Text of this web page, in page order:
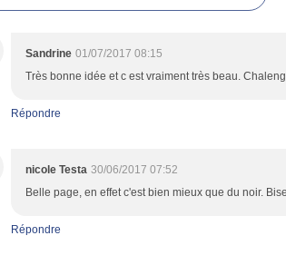
Sandrine 01/07/2017 08:15
Très bonne idée et c est vraiment très beau.
Répondre
nicole Testa 30/06/2017 07:52
Belle page, en effet c'est bien mieux que du noir.
Répondre